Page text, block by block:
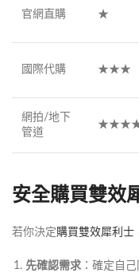
官網直購 ★
國際代購 ★★★
網拍/地下
管道
安全購買雙效
若你決定購買雙效犀利士
先確認需求 ：確定自